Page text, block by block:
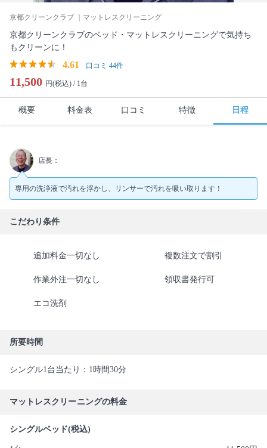
京都クリーンクラブ ｜マットレスクリーニング
京都クリーンクラブのベッド・マットレスクリーニングで気持ち
もクリーンに！
4.61 口コミ 44件
11,500 円(税込) / 1台
概要 料金表 口コミ 特徴 日程
店長：
専用の洗浄液で汚れを浮かし、リンサーで汚れを吸い取ります！
こだわり条件
追加料金一切なし 複数注文で割引
作業外注一切なし 領収書発行可
エコ洗剤
所要時間
シングル1台当たり：1時間30分
マットレスクリーニングの料金
シングルベッド(税込)